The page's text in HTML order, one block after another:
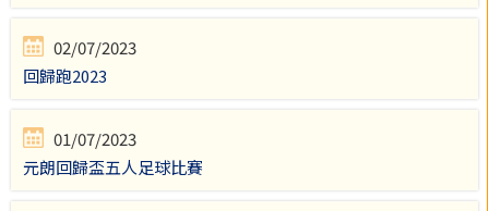
02/07/2023
回歸跑2023
01/07/2023
元朗回歸盃五人足球比賽